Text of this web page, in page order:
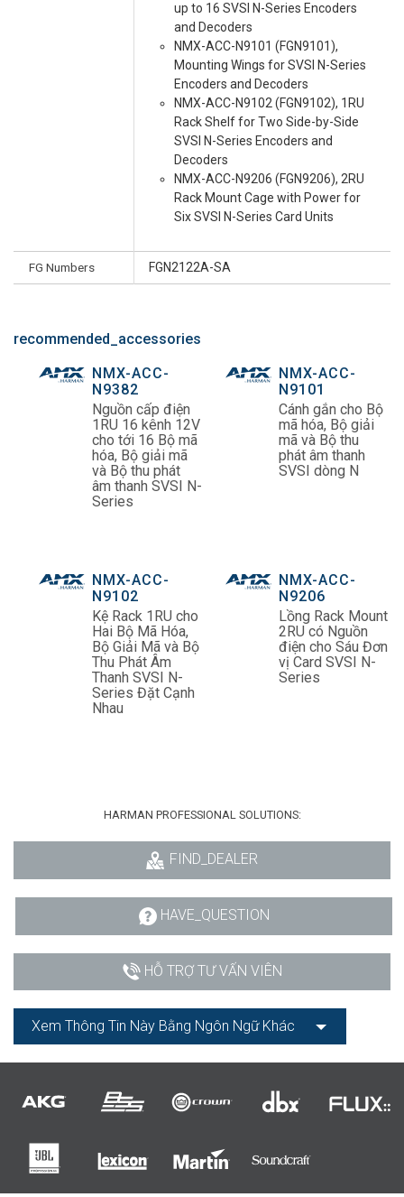
up to 16 SVSI N-Series Encoders
and Decoders
NMX-ACC-N9101 (FGN9101),
Mounting Wings for SVSI N-Series
Encoders and Decoders
NMX-ACC-N9102 (FGN9102), 1RU
Rack Shelf for Two Side-by-Side
SVSI N-Series Encoders and
Decoders
NMX-ACC-N9206 (FGN9206), 2RU
Rack Mount Cage with Power for
Six SVSI N-Series Card Units
FG Numbers FGN2122A-SA
recommended_accessories
NMX-ACC-
N9382
Nguồn cấp điện
1RU 16 kênh 12V
cho tới 16 Bộ mã
hóa, Bộ giải mã
và Bộ thu phát
âm thanh SVSI N-
Series
NMX-ACC-
N9101
Cánh gắn cho Bộ
mã hóa, Bộ giải
mã và Bộ thu
phát âm thanh
SVSI dòng N
NMX-ACC-
N9102
Kệ Rack 1RU cho
Hai Bộ Mã Hóa,
Bộ Giải Mã và Bộ
Thu Phát Âm
Thanh SVSI N-
Series Đặt Cạnh
Nhau
NMX-ACC-
N9206
Lồng Rack Mount
2RU có Nguồn
điện cho Sáu Đơn
vị Card SVSI N-
Series
HARMAN PROFESSIONAL SOLUTIONS:
FIND_DEALER
HAVE_QUESTION
HỖ TRỢ TƯ VẤN VIÊN
Xem Thông Tin Này Bằng Ngôn Ngữ Khác